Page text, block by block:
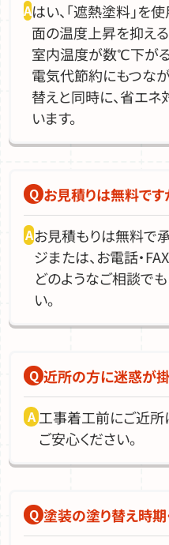
はい、「遮熱塗料」を
面の温度上昇を抑える
室内温度が数℃下がる
電気代節約にもつな
替えと同時に、省エ
います。
お見積りは無料です
お見積もりは無料で
ジまたは、お電話・
どのようなご相談で
い。
近所の方に迷惑が
工事着工前にご近所
ご安心ください。
塗装の塗り替え時期